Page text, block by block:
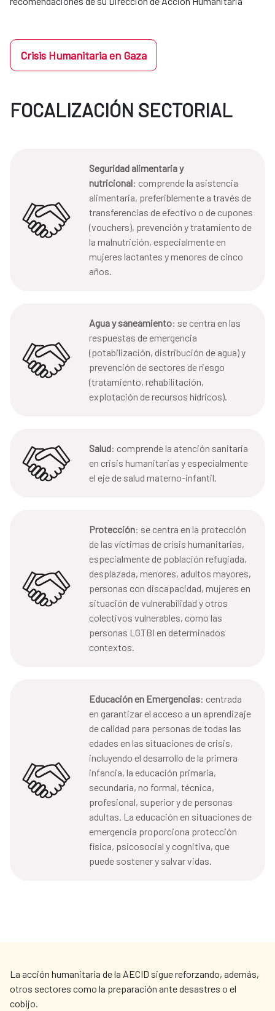
Crisis Humanitaria en Gaza
FOCALIZACIÓN SECTORIAL
Seguridad alimentaria y
nutricional: comprende la asistencia
alimentaria, preferiblemente a través de
transferencias de efectivo o de cupones
(vouchers), prevención y tratamiento de
la malnutrición, especialmente en
mujeres lactantes y menores de cinco
años.
Agua y saneamiento: se centra en las
respuestas de emergencia
(potabilización, distribución de agua) y
prevención de sectores de riesgo
(tratamiento, rehabilitación,
explotación de recursos hídricos).
Salud: comprende la atención sanitaria
en crisis humanitarias y especialmente
el eje de salud materno-infantil.
Protección: se centra en la protección
de las víctimas de crisis humanitarias,
especialmente de población refugiada,
desplazada, menores, adultos mayores,
personas con discapacidad, mujeres en
situación de vulnerabilidad y otros
colectivos vulnerables, como las
personas LGTBI en determinados
contextos.
Educación en Emergencias: centrada
en garantizar el acceso a un aprendizaje
de calidad para personas de todas las
edades en las situaciones de crisis,
incluyendo el desarrollo de la primera
infancia, la educación primaria,
secundaria, no formal, técnica,
profesional, superior y de personas
adultas. La educación en situaciones de
emergencia proporciona protección
física, psicosocial y cognitiva, que
puede sostener y salvar vidas.
La acción humanitaria de la AECID sigue reforzando, además,
otros sectores como la preparación ante desastres o el
cobijo.